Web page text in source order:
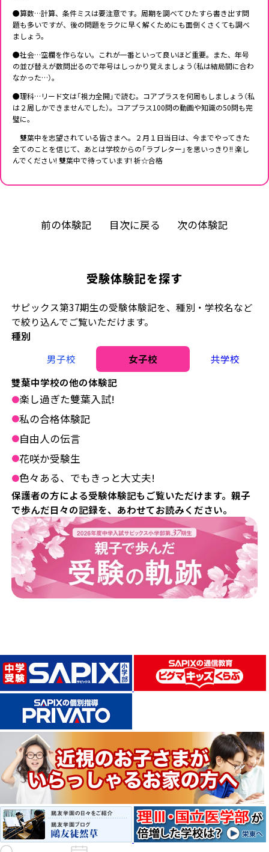
受験体験記を探す
サピックス第37期生の受験体験記を、種別・学校名など
で絞り込んでご覧いただけます。
種別
男子校
女子校
共学校
雙葉中学校の他の体験記
●楽し過ぎた雙葉入試!
●私の合格体験記
●自由人の伝言
●花咲か受験生
●色々ある、でもきっと大丈夫!
保護者の方による受験体験記もご覧いただけます。親子
で歩んだ日々の記録を、あわせてお読みください。
●算数…計算、条件ミスは要注意です。周期を調べてひたすら書き出す問
題も多いですが、後の問題をラクに早く解くためにも面倒くさくても調べ
ましょう。
●社会…空欄を作らない。これが一番といって良いほど重要。また、年号
の並び替えが数問出るので年号はしっかり覚えましょう（私は結局間に合わ
なかった…）。
●理科…リード文は「視力全開」で読む。コアプラスを何周もしましょう（私
は２周しかできませんでした）。コアプラス100問の動画や知識の50問も完
璧に。
雙葉中を志望されている皆さまへ。２月１日当日は、今までやってきた
全てのことを信じて、あとは学校からの「ラブレター」を思いっきり!! 楽し
んでください! 雙葉中で待っています! 祈☆合格
前の体験記 目次に戻る 次の体験記